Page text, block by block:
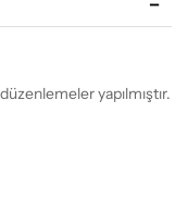
yapılmıştır.